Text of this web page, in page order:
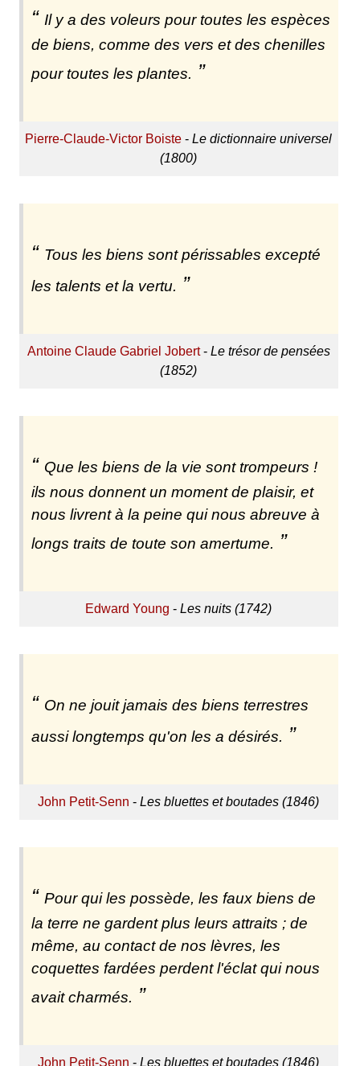
Il y a des voleurs pour toutes les espèces
de biens, comme des vers et des chenilles
pour toutes les plantes.
Pierre-Claude-Victor Boiste -Le dictionnaire universel
(1800)
Tous les biens sont périssables excepté
les talents et la vertu.
Antoine Claude Gabriel Jobert- Le trésor de pensées
(1852)
Que les biens de la vie sont trompeurs !
ils nous donnent un moment de plaisir, et
nous livrent à la peine qui nous abreuve à
longs traits de toute son amertume.
Edward Young -Les nuits (1742)
On ne jouit jamais des biens terrestres
aussi longtemps qu'on les a désirés.
John Petit-Senn -Les bluettes et boutades (1846)
Pour qui les possède, les faux biens de
la terre ne gardent plus leurs attraits ; de
même, au contact de nos lèvres, les
coquettes fardées perdent l'éclat qui nous
avait charmés.
John Petit-Senn -Les bluettes et boutades (1846)